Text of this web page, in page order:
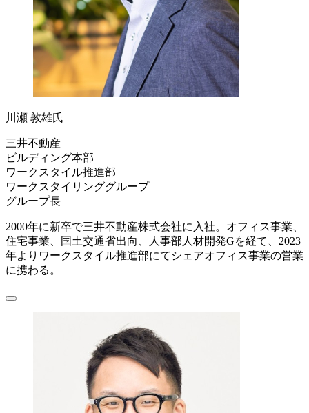
川瀬 敦雄氏
三井不動産
ビルディング本部
ワークスタイル推進部
ワークスタイリンググループ
グループ長
2000年に新卒で三井不動産株式会社に入社。オフィス事業、
住宅事業、国土交通省出向、人事部人材開発Gを経て、2023
年よりワークスタイル推進部にてシェアオフィス事業の営業
に携わる。